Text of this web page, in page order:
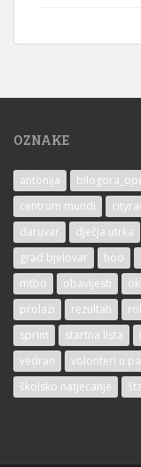
OZNAKE
antonija
centrum mundi
daruvar
dječja utrka
grad bjelovar
hoo
mtbo
obavijesti
prolazi
rezultati
sprint
startna lista
vedran
volonteri u
školsko natjecanje